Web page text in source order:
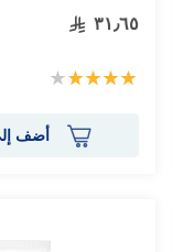
٣١٫٦٥
تقييم:
أضف